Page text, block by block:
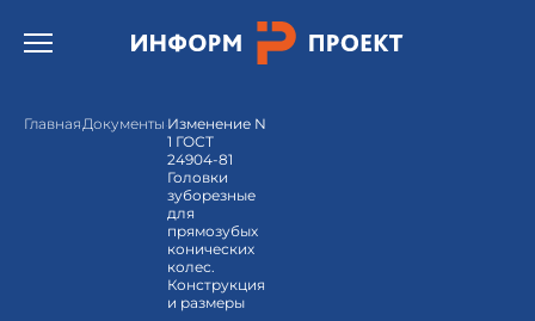
Открыть бургер меню.
ГлавнаяДокументыИзменение N
1 ГОСТ
24904-81
Головки
зуборезные
для
прямозубых
конических
колес.
Конструкция
и размеры